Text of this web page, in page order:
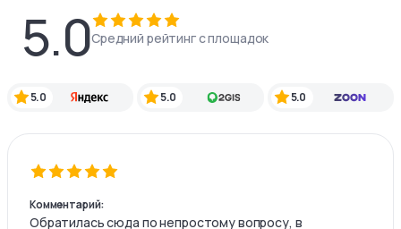
5.0Средний рейтинг с площадок
5.0 5.0 5.0
Комментарий:
Обратилась сюда по непростому вопросу, в